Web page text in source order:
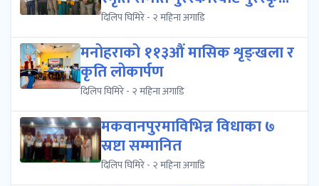
दिलिप घिमिरे - २ महिना अगाडि
मनोहराको ११३औं मासिक शृङ्खला र
कृति लोकार्पण
दिलिप घिमिरे - २ महिना अगाडि
मकवानपुरमाविभिन्न विधाका ७
स्रष्टा सम्मानित
दिलिप घिमिरे - २ महिना अगाडि